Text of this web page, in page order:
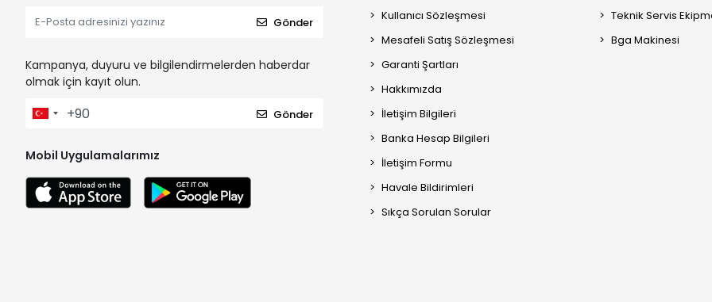
Gönder
Kampanya, duyuru ve bilgilendirmelerden haberdar
olmak için kayıt olun.
Gönder
Mobil Uygulamalarımız
Kullanıcı Sözleşmesi
Mesafeli Satış Sözleşmesi
Garanti Şartları
Hakkımızda
İletişim Bilgileri
Banka Hesap Bilgileri
İletişim Formu
Havale Bildirimleri
Sıkça Sorulan Sorular
Teknik Servis
Bga Makinesi